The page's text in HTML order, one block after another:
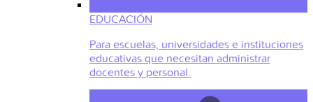
EDUCACIÓN
Para escuelas, universidades e instituciones
educativas que necesitan administrar
docentes y personal.